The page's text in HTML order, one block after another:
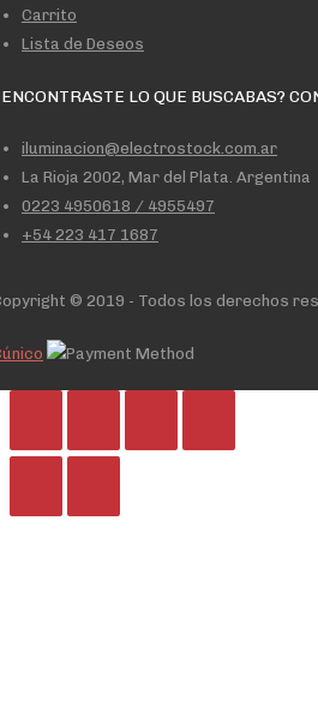
Carrito
Lista de Deseos
LO QUE BUSCABAS?
iluminacion@electrostock.com.ar
La Rioja 2002, Mar del Plata. Argentina
0223 4950618 / 4955497
+54 223 417 1687
© 2019 - Todos los derechos